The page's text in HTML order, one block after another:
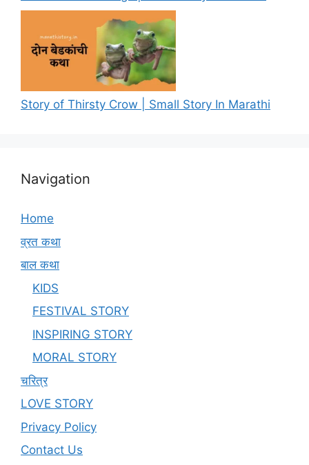
Story of Thirsty Crow | Small Story In Marathi
Navigation
Home
व्रत कथा
बाल कथा
KIDS
FESTIVAL STORY
INSPIRING STORY
MORAL STORY
चरित्र
LOVE STORY
Privacy Policy
Contact Us